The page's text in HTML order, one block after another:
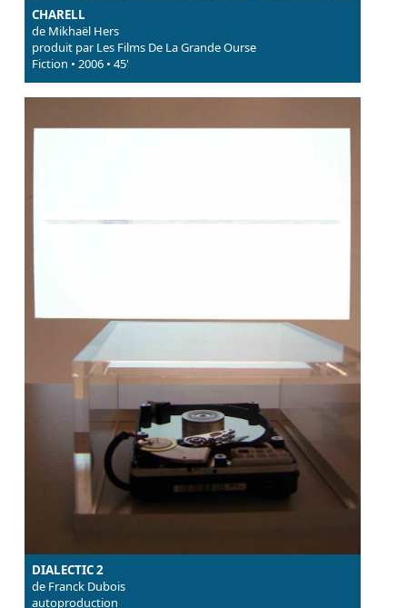
CHARELL
de Mikhaël Hers
produit par Les Films De La Grande Ourse
Fiction • 2006 • 45'
DIALECTIC 2
de Franck Dubois
autoproduction